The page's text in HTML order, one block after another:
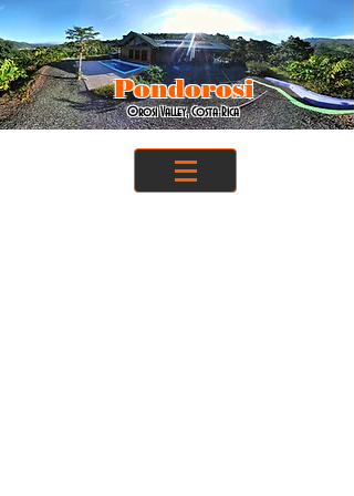
Pondorosi
Orosi Valley, Costa Rica